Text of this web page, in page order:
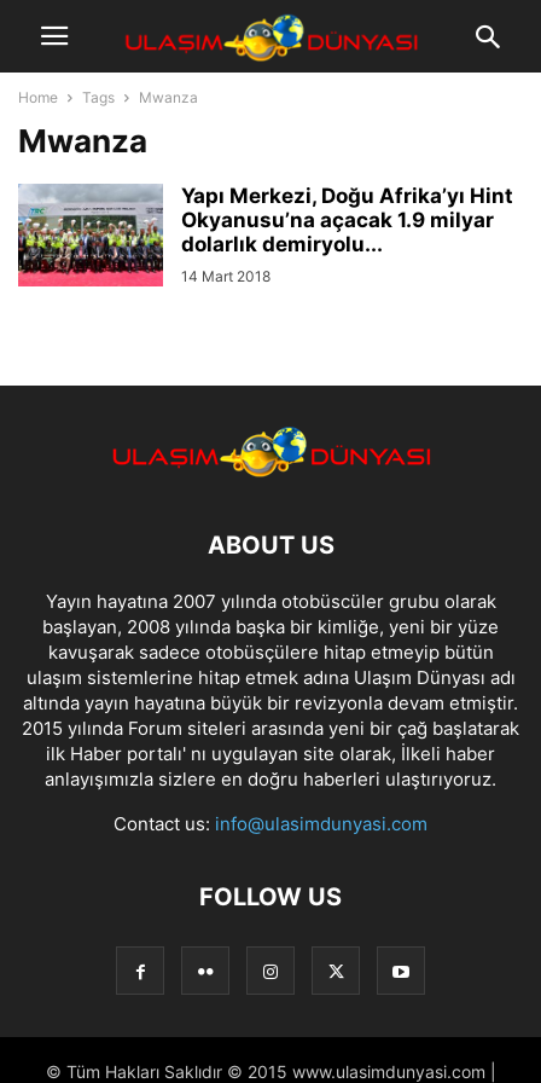
Home Tags Mwanza
Mwanza
Yapı Merkezi, Doğu Afrika’yı Hint
Okyanusu’na açacak 1.9 milyar
dolarlık demiryolu...
14 Mart 2018
ABOUT US
Yayın hayatına 2007 yılında otobüscüler grubu olarak
başlayan, 2008 yılında başka bir kimliğe, yeni bir yüze
kavuşarak sadece otobüsçülere hitap etmeyip bütün
ulaşım sistemlerine hitap etmek adına Ulaşım Dünyası adı
altında yayın hayatına büyük bir revizyonla devam etmiştir.
2015 yılında Forum siteleri arasında yeni bir çağ başlatarak
ilk Haber portalı' nı uygulayan site olarak, İlkeli haber
anlayışımızla sizlere en doğru haberleri ulaştırıyoruz.
Contact us: info@ulasimdunyasi.com
FOLLOW US
© Tüm Hakları Saklıdır © 2015 www.ulasimdunyasi.com |